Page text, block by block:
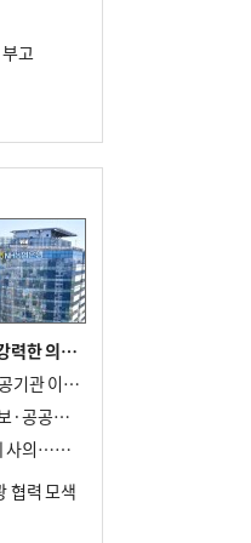
산…
, 해양
정에 막
부고
與가 막은 ‘산은 부산행’…전재수 강력한 의지 표명 없인 공염불
전재수·이성권, 첫 상견례 “2차 공공기관 이전 초당 협력”(종합)
전재수·이성권 첫 회동…“국비 확보·공공기관 이전 협력”
김경덕 부산 행정부시장 6개월만에 사의…후임 인선 촉각
협력 모색